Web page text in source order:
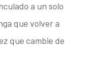
a un solo
que volver a
que cambie de